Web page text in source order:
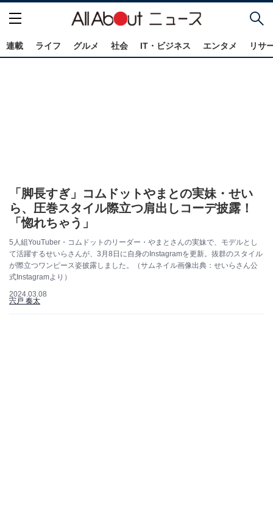
連載 ライフ グルメ 社会 IT・ビジネス エンタメ リサ
「脚長すぎ」コムドットやまとの実妹・せい
ら、圧巻スタイル際立つ肩出しコーデ披露！
「惚れちゃう」
5人組YouTuber・コムドットのリーダー・やまとさんの実妹で、モデルとし
て活躍するせいらさんが、3月8日に自身のInstagramを更新。抜群のスタイル
が際立つワンピース姿披露しました。（サムネイル画像出典：せいらさん公
式Instagramより）
2024.03.08
宍戸 奏太